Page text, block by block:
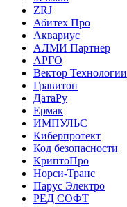
ZRJ
Абитех Про
Аквариус
АЛМИ Партнер
АРГО
Вектор Технологии
Гравитон
ДатаРу
Ермак
ИМПУЛЬС
Киберпротект
Код безопасности
КриптоПро
Норси-Транс
Парус Электро
РЕД СОФТ